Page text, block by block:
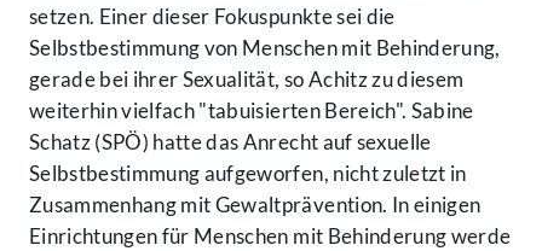
setzen. Einer dieser Fokuspunkte sei die
Selbstbestimmung von Menschen mit Behinderung,
gerade bei ihrer Sexualität, so Achitz zu diesem
weiterhin vielfach "tabuisierten Bereich". Sabine
Schatz (SPÖ) hatte das Anrecht auf sexuelle
Selbstbestimmung aufgeworfen, nicht zuletzt in
Zusammenhang mit Gewaltprävention. In einigen
Einrichtungen für Menschen mit Behinderung werde